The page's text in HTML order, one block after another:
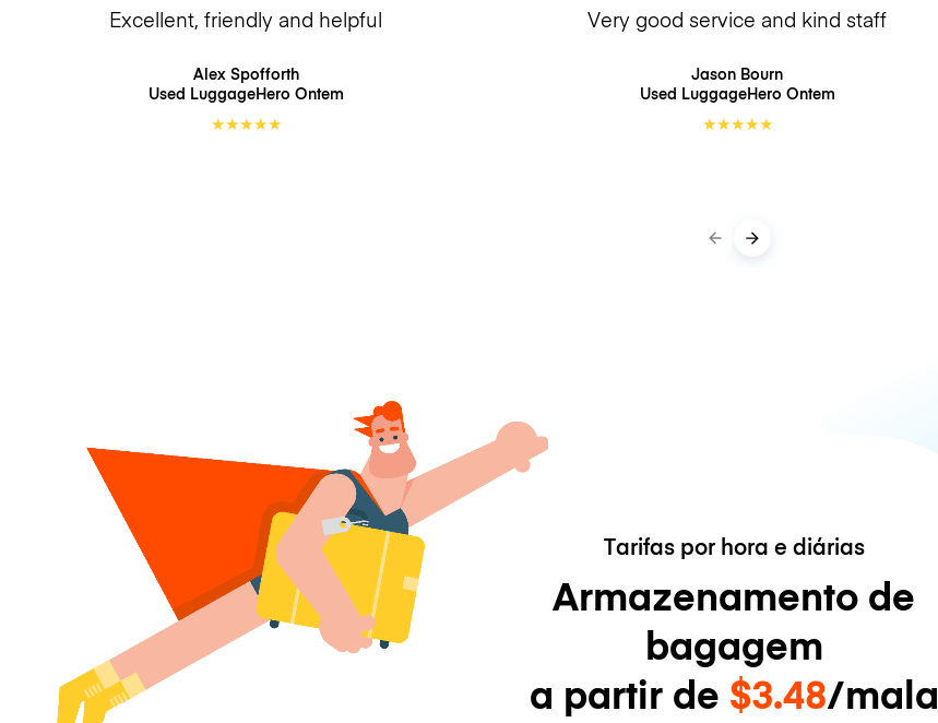
Excellent, friendly and helpful
Alex Spofforth
Used LuggageHero Ontem
★★★★★
Very good service and kind staff
Jason Bourn
Used LuggageHero Ontem
★★★★★
Tarifas por hora e diárias
Armazenamento de
bagagem
a partir de $3.48/mala